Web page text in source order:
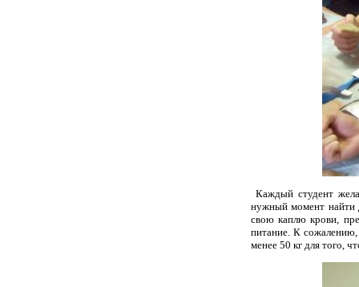
Каждый студент
нужный момент найти
свою каплю крови,
питание. К сожалению,
менее 50 кг для того,